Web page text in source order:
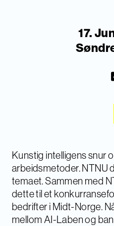
17.
Kunstig intelligens snur
arbeidsmetoder. NTNU
temaet. Sammen med
dette til et
bedrifter i Midt-Norge.
mellom AI-Laben og